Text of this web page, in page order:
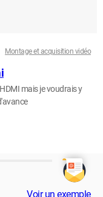
Montage et acquisition vidéo
mais je voudrais y
Voir un exemple